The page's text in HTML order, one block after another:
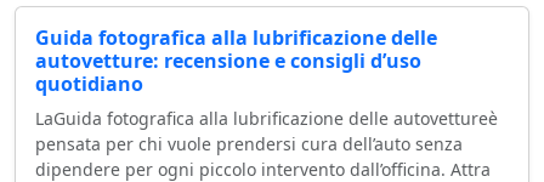
Guida fotografica alla lubrificazione delle
autovetture: recensione e consigli d’uso
quotidiano
LaGuida fotografica alla lubrificazione delle autovettureè
pensata per chi vuole prendersi cura dell’auto senza
dipendere per ogni piccolo intervento dall’officina. Attra